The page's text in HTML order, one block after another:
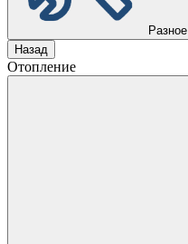
Разное
Назад
Отопление